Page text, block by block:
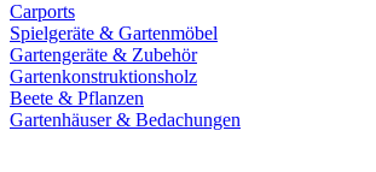
Carports
Spielgeräte & Gartenmöbel
Gartengeräte & Zubehör
Gartenkonstruktionsholz
Beete & Pflanzen
Gartenhäuser & Bedachungen